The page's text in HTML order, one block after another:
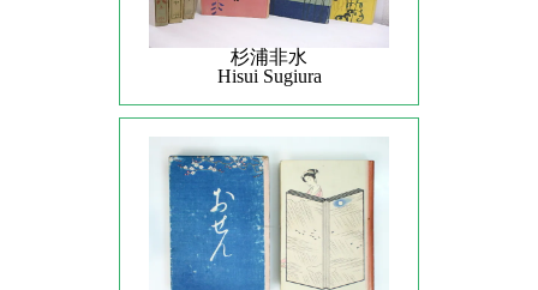
杉浦非水
Hisui Sugiura